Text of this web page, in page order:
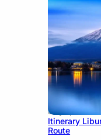
July 7, 2026
Itinerary
Route